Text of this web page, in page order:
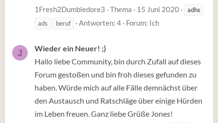
1Fresh2Dumbledore3 Thema 15 Juni 2020
adhs
ads
beruf Antworten: 4 Forum: Ich
J
Wieder ein Neuer! ;)
Hallo liebe Community, bin durch Zufall auf dieses
Forum gestoßen und bin froh dieses gefunden zu
haben. Würde mich auf alle Fälle demnächst über
den Austausch und Ratschläge über einige Hürden
im Leben freuen. Ganz liebe Grüße Jones!